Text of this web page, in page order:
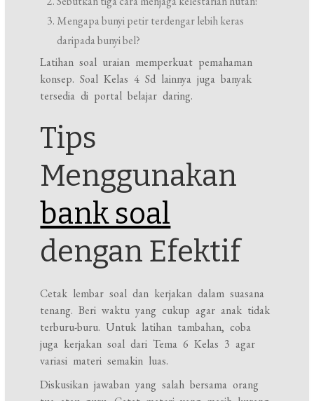
Mengapa bunyi petir terdengar lebih keras
daripada bunyi bel?
Latihan soal uraian memperkuat pemahaman
konsep. Soal Kelas 4 Sd lainnya juga banyak
tersedia di portal belajar daring.
Tips
Menggunakan
bank soal
dengan Efektif
Cetak lembar soal dan kerjakan dalam suasana
tenang. Beri waktu yang cukup agar anak tidak
terburu-buru. Untuk latihan tambahan, coba
juga kerjakan soal dari Tema 6 Kelas 3 agar
variasi materi semakin luas.
Diskusikan jawaban yang salah bersama orang